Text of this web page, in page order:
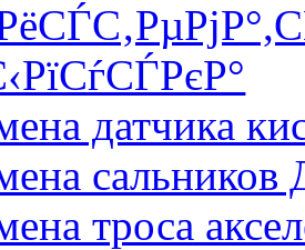
датчика
сальников
троса